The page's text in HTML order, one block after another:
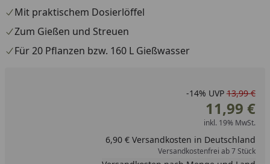
Mit praktischem Dosierlöffel
Zum Gießen und Streuen
Für 20 Pflanzen bzw. 160 L Gießwasser
-14% UVP 13,99 €
11,99 €
inkl. 19% MwSt.
6,90 € Versandkosten in Deutschland
Versandkostenfrei ab 7 Stück